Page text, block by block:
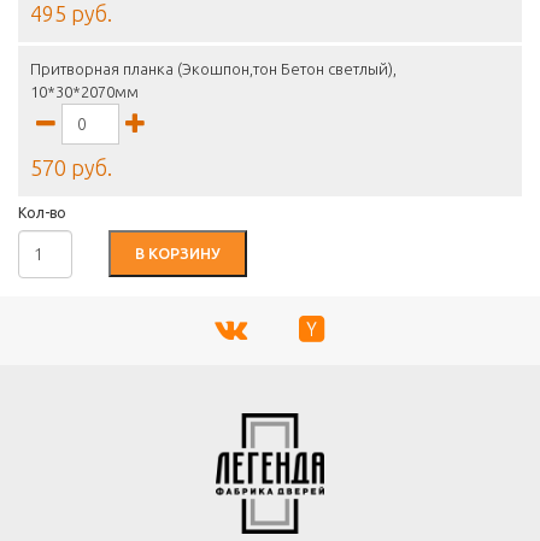
495 руб.
Притворная планка (Экошпон,тон Бетон светлый),
10*30*2070мм
570 руб.
Кол-во
В КОРЗИНУ